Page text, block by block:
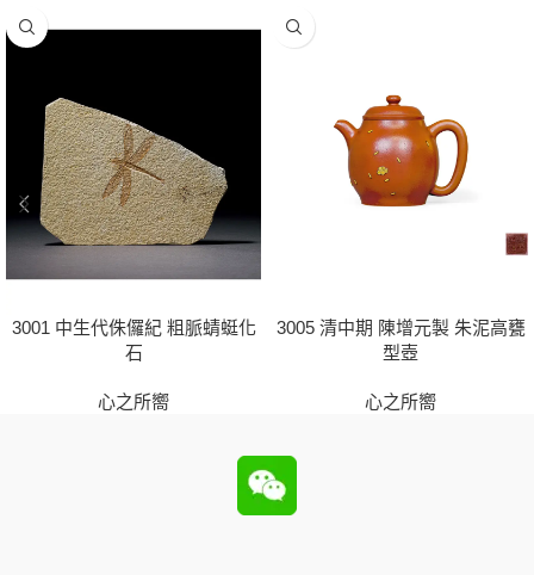
3001 中生代侏儸紀 粗脈蜻蜓化
石
心之所嚮
3005 清中期 陳增元製 朱泥高甕
型壺
心之所嚮